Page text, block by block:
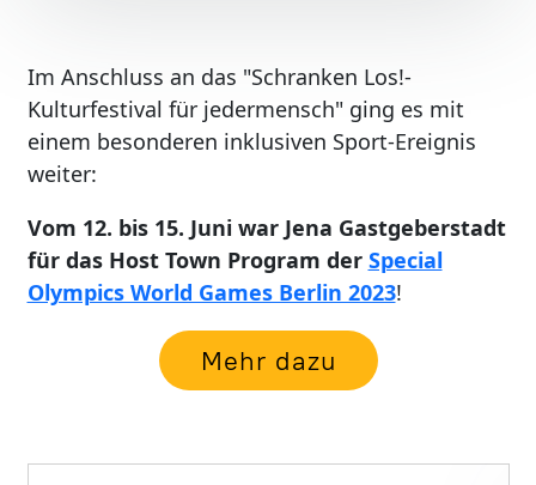
Im Anschluss an das "Schranken Los!-
Kulturfestival für jedermensch" ging es mit
einem besonderen inklusiven Sport-Ereignis
weiter:
Vom 12. bis 15. Juni war Jena Gastgeberstadt
für das Host Town Program der Special
Olympics World Games Berlin 2023(ink ist
!
Mehr dazu